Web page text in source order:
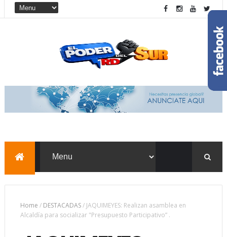
Home / DESTACADAS/ JAQUIMEYES: Realizan asamblea en
Alcaldía para socializar "Presupuesto Participativo” .